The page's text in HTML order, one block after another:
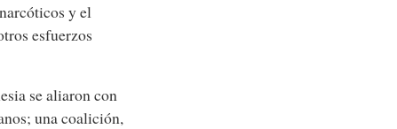
y el
esfuerzos
se aliaron con
una coalición,